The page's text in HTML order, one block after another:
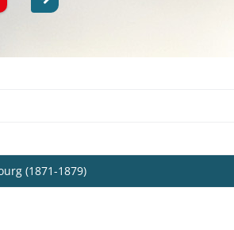
(1871-1879)